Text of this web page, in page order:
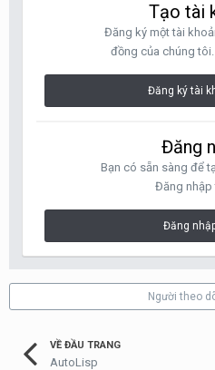
Tạo tài
Đăng ký một tài
đồng của chúng
Đăng ký tài
Đăng
Bạn có sẵn sàng để
Đăng nhập
Đăng
Người theo
VỀ ĐẦU TRANG
AutoLisp